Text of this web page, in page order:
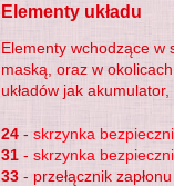
Elementy układu
Elementy wchodzące w
maską, oraz w
układów jak
24 - skrzynka
31 - skrzynka
33 - przełącznik